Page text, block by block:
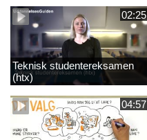
02:25
Teknisk studentereksamen
(htx)
04:57